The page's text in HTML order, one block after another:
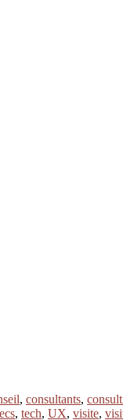
, consultants,
, tech, UX, visite,